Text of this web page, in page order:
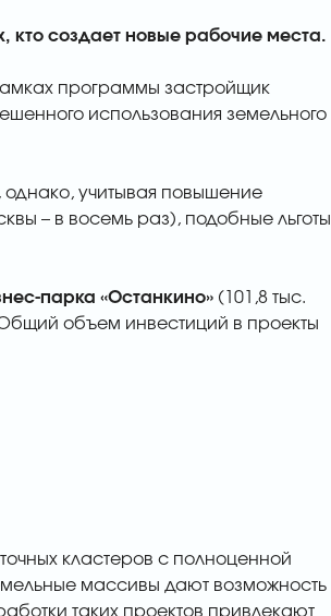
кто создает новые рабочие места.
программы застройщик
использования земельного
учитывая повышение
– в восемь раз), подобные льготы
парка «Останкино» (101,8 тыс.
объем инвестиций в проекты
кластеров с полноценной
массивы дают возможность
таких проектов привлекают